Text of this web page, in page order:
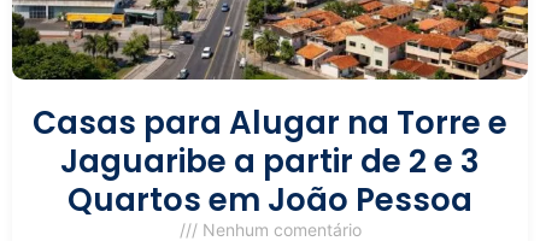
Casas para Alugar na Torre e
Jaguaribe a partir de 2 e 3
Quartos em João Pessoa
Nenhum comentário